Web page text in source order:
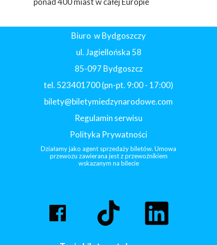
Biuro w Bydgoszczy
ul. Jagiellońska 58
85-097 Bydgoszcz
tel. 523401700 (pn-pt. 9:00 - 17:00)
bilety@biletymiedzynarodowe.com
Regulamin serwisu
Polityka Prywatności
Działamy jako agent sprzedaży biletów. Umowa
przewozu zawierana jest z przewoźnikiem
wskazanym na bilecie